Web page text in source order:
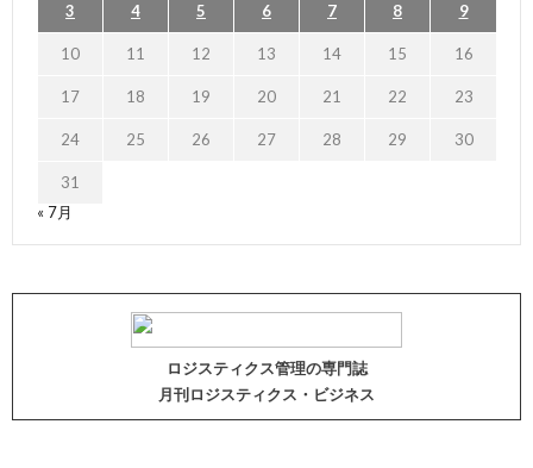
3 4 5 6 7 8 9
10 11 12 13 14 15 16
17 18 19 20 21 22 23
24 25 26 27 28 29 30
31
« 7月
ロジスティクス管理の専門誌
月刊ロジスティクス・ビジネス